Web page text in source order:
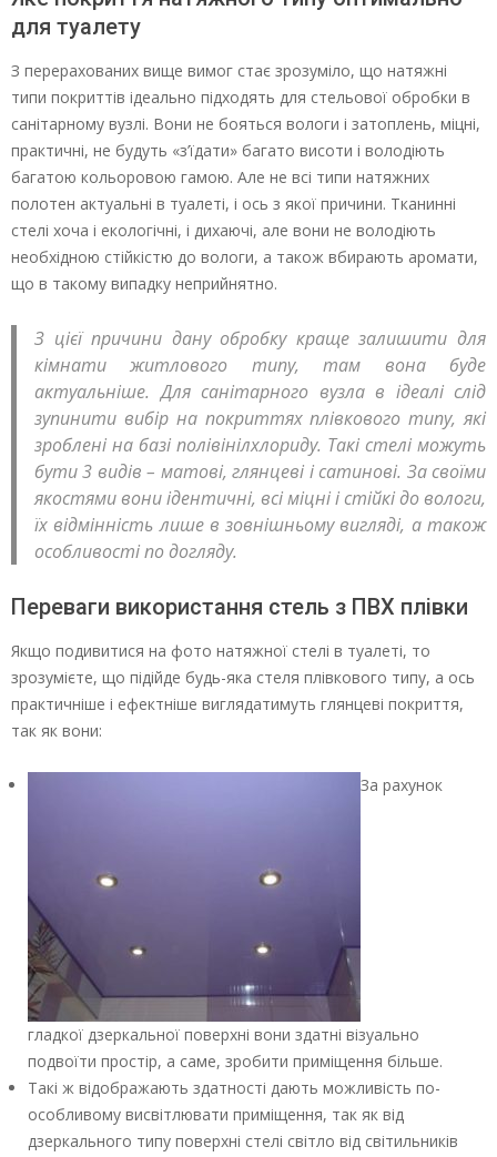
для туалету
З перерахованих вище вимог стає зрозуміло, що натяжні
типи покриттів ідеально підходять для стельової обробки в
санітарному вузлі. Вони не бояться вологи і затоплень, міцні,
практичні, не будуть «з’їдати» багато висоти і володіють
багатою кольоровою гамою. Але не всі типи натяжних
полотен актуальні в туалеті, і ось з якої причини. Тканинні
стелі хоча і екологічні, і дихаючі, але вони не володіють
необхідною стійкістю до вологи, а також вбирають аромати,
що в такому випадку неприйнятно.
З цієї причини дану обробку краще залишити для
кімнати житлового типу, там вона буде
актуальніше. Для санітарного вузла в ідеалі слід
зупинити вибір на покриттях плівкового типу, які
зроблені на базі полівінілхлориду. Такі стелі можуть
бути 3 видів – матові, глянцеві і сатинові. За своїми
якостями вони ідентичні, всі міцні і стійкі до вологи,
їх відмінність лише в зовнішньому вигляді, а також
особливості по догляду.
Переваги використання стель з ПВХ плівки
Якщо подивитися на фото натяжної стелі в туалеті, то
зрозумієте, що підійде будь-яка стеля плівкового типу, а ось
практичніше і ефектніше виглядатимуть глянцеві покриття,
так як вони:
За рахунок
гладкої дзеркальної поверхні вони здатні візуально
подвоїти простір, а саме, зробити приміщення більше.
Такі ж відображають здатності дають можливість по-
особливому висвітлювати приміщення, так як від
дзеркального типу поверхні стелі світло від світильників